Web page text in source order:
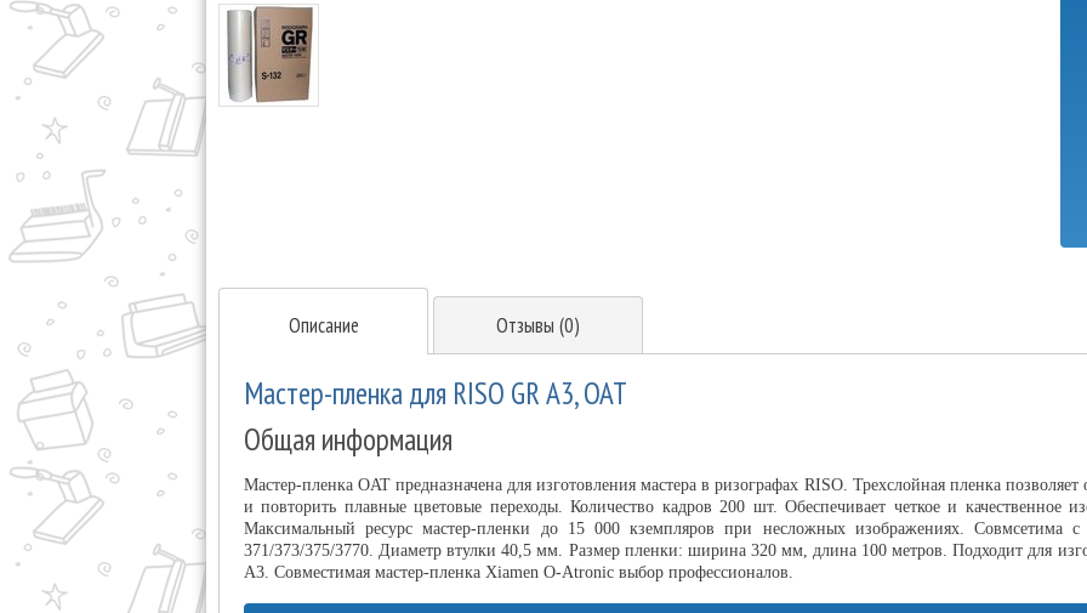
Описание Отзывы (0)
Мастер-пленка для RISO GR А3, OAT
Общая информация
Мастер-пленка OAT предназначена для изготовления мастера в ризографах RISO. Трехслойная пленка
и повторить плавные цветовые переходы. Количество кадров 200 шт. Обеспечивает четкое и качественное
Максимальный ресурс мастер-пленки до 15 000 кземпляров при несложных изображениях. Совмсетима
371/373/375/3770. Диаметр втулки 40,5 мм. Размер пленки: ширина 320 мм, длина 100 метров. Подходит для
А3. Совместимая мастер-пленка Xiamen O-Atronic выбор профессионалов.